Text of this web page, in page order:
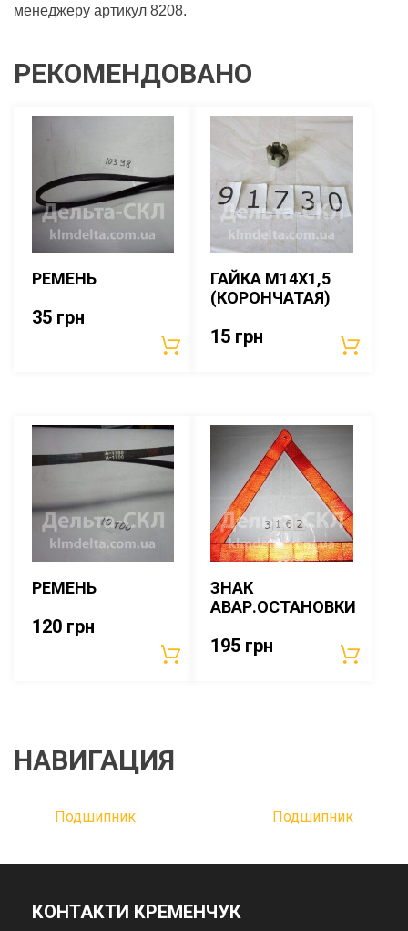
менеджеру артикул 8208.
РЕКОМЕНДОВАНО
РЕМЕНЬ
35 грн
ГАЙКА М14Х1,5
(КОРОНЧАТАЯ)
15 грн
РЕМЕНЬ
120 грн
ЗНАК
АВАР.ОСТАНОВКИ
195 грн
НАВИГАЦИЯ
Подшипник Подшипник
КОНТАКТИ КРЕМЕНЧУК